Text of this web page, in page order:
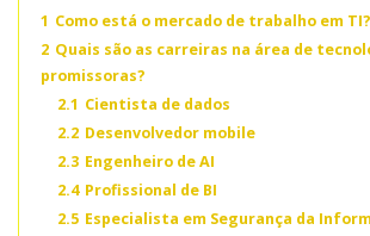
1 Como está o mercado de trabalho em TI?
2 Quais são as carreiras na área de
promissoras?
2.1 Cientista de dados
2.2 Desenvolvedor mobile
2.3 Engenheiro de AI
2.4 Profissional de BI
2.5 Especialista em Segurança da